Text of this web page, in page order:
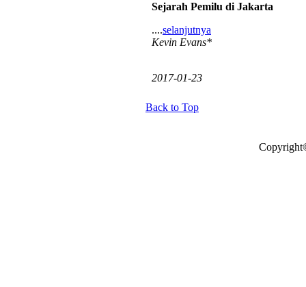
Sejarah Pemilu di Jakarta
....selanjutnya
Kevin Evans*
2017-01-23
Back to Top